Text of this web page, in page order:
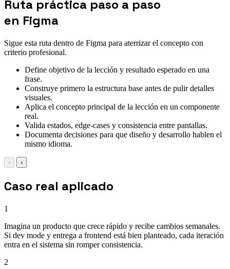
Ruta práctica paso a paso
en Figma
Sigue esta ruta dentro de Figma para aterrizar el concepto con
criterio profesional.
Define objetivo de la lección y resultado esperado en una
frase.
Construye primero la estructura base antes de pulir detalles
visuales.
Aplica el concepto principal de la lección en un componente
real.
Valida estados, edge-cases y consistencia entre pantallas.
Documenta decisiones para que diseño y desarrollo hablen el
mismo idioma.
‹ ›
Caso real aplicado
1
Imagina un producto que crece rápido y recibe cambios semanales.
Si dev mode y entrega a frontend está bien planteado, cada iteración
entra en el sistema sin romper consistencia.
2